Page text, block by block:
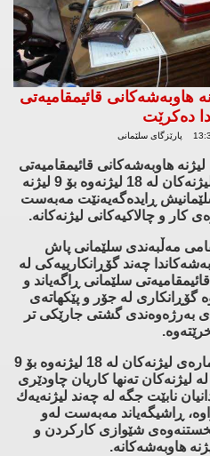
هاوبه‌شه‌كانی قائیمقامیه‌تی
ده‌كرێت
هاوبه‌شه‌كانی قائیمقامیه‌تی
سلێمانیدا ده‌كرێت و ژماره‌ی لیژنه‌كان له‌ 18 لیژنه‌وه‌ بۆ 9 لیژنه‌
ڕایده‌گه‌یه‌نێت مه‌به‌ست
كار و چالاكیه‌كانی لیژنه‌كانه‌.
مه‌ڵبه‌ندی سلێمانی پاش
چه‌ند گۆڕانكارییه‌كی له‌
سلێمانی ڕاگه‌یاند و
گۆڕانكاری له‌ جۆر و پێكهاته‌ی
به‌رژه‌وه‌ندی گشتی جارێكی تر
قائیمقامی سلێمانی ووتیشی ژماره‌ی لیژنه‌كان له‌ 18 لیژنه‌وه‌ بۆ 9
لیژنه‌كان ته‌نها كاریان چاودێری
نابێت جگه‌ له‌ چه‌ند لیژنه‌یه‌ك
ڕاشیگه‌یاند مه‌به‌ست له‌و
شێوازی كاركردن و
هاوبه‌شه‌كانه‌.